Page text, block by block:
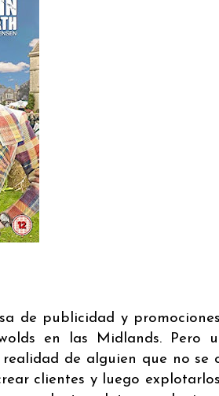
de publicidad y
en las Midlands. Pero
de alguien que no se
clientes y luego